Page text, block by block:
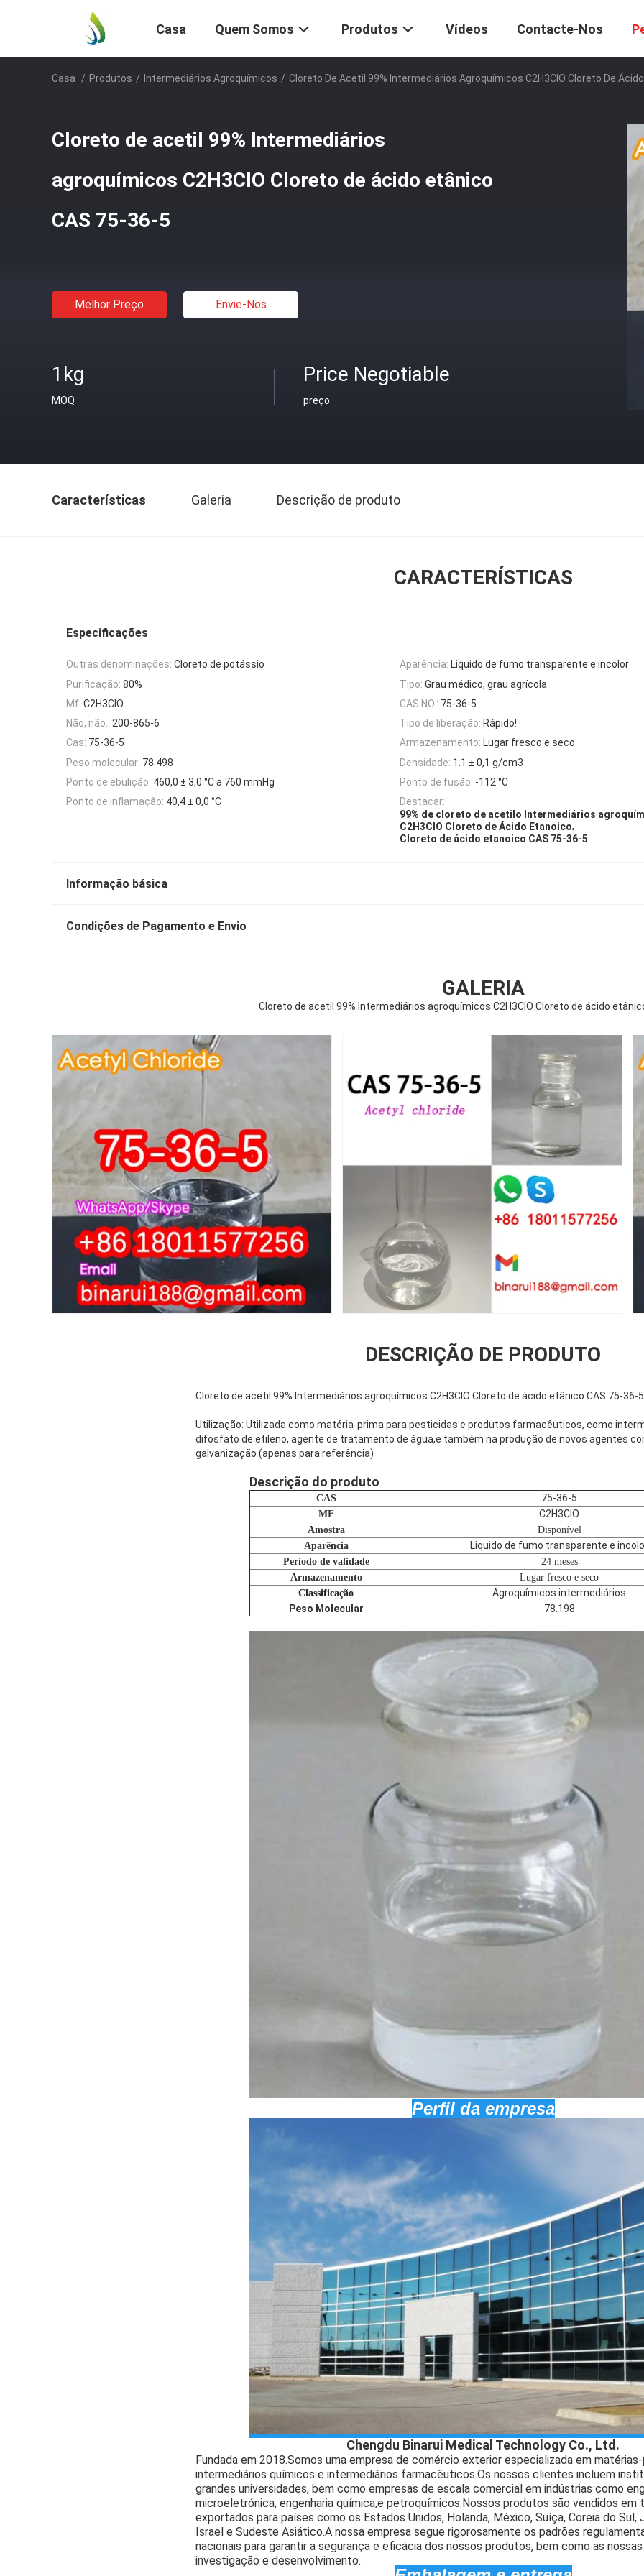
Casa Quem Somos Produtos Vídeos Contacte-Nos
Casa / Produtos / Intermediários Agroquímicos / Cloreto De Acetil 99% Intermediários Agroquímicos C2H3ClO Cloreto De
Cloreto de acetil 99% Intermediários
agroquímicos C2H3ClO Cloreto de ácido etânico
CAS 75-36-5
Melhor Preço Envie-Nos
1kg
MOQ
Price Negotiable
preço
Características Galeria Descrição de produto
CARACTERÍSTICAS
Especificações
Outras denominações: Cloreto de potássio Aparência: Liquido de fumo transparente e incolor
Purificação: 80% Tipo: Grau médico, grau agrícola
Mf: C2H3ClO CAS NO.: 75-36-5
Não, não.: 200-865-6 Tipo de liberação: Rápido!
Cas: 75-36-5 Armazenamento: Lugar fresco e seco
Peso molecular: 78.498 Densidade: 1.1 ± 0,1 g/cm3
Ponto de ebulição: 460,0 ± 3,0 °C a 760 mmHg Ponto de fusão: -112 °C
Ponto de inflamação: 40,4 ± 0,0 °C
Destacar:
99% de cloreto de acetilo Intermediários
C2H3ClO Cloreto de Ácido Etanoico,
Cloreto de ácido etanoico CAS 75-36-5
Informação básica
Condições de Pagamento e Envio
GALERIA
Cloreto de acetil 99% Intermediários agroquímicos C2H3ClO Cloreto de ácido
DESCRIÇÃO DE PRODUTO
Cloreto de acetil 99% Intermediários agroquímicos C2H3ClO Cloreto de ácido etânico CAS 75-36-5
Utilização: Utilizada como matéria-prima para pesticidas e produtos farmacêuticos, como
difosfato de etileno, agente de tratamento de água,e também na produção de novos agentes
galvanização (apenas para referência)
Descrição do produto
CAS 75-36-5
MF C2H3ClO
Amostra
Disponível
Aparência
Liquido de fumo transparente e
Período de validade
24 meses
Armazenamento
Lugar fresco e seco
Classificação
Agroquímicos intermediários
Peso Molecular
78.198
Perfil da empresa
Chengdu Binarui Medical Technology Co., Ltd.
Fundada em 2018.Somos uma empresa de comércio exterior especializada em
intermediários químicos e intermediários farmacêuticos.Os nossos clientes incluem
grandes universidades, bem como empresas de escala comercial em indústrias como
microeletrónica, engenharia química,e petroquímicos. Nossos produtos são vendidos em
exportados para países como os Estados Unidos, Holanda, México, Suíça, Coreia do Sul,
Israel e Sudeste Asiático.A nossa empresa segue rigorosamente os padrões
nacionais para garantir a segurança e eficácia dos nossos produtos, bem como as
investigação e desenvolvimento.